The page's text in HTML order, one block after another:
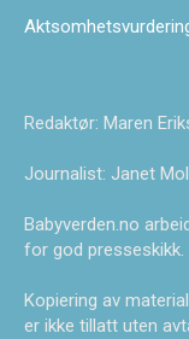
Redaktør: Maren
Journalist: Janet
Babyverden.no
for god presseskikk.
Kopiering av
er ikke tillatt uten